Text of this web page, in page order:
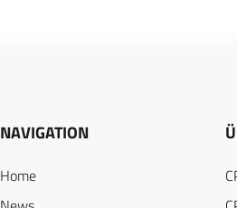
NAVIGATION
Home